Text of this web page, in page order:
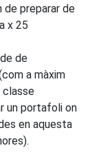
de preparar de
x 25
de
a màxim
classe
un portafoli on
en aquesta